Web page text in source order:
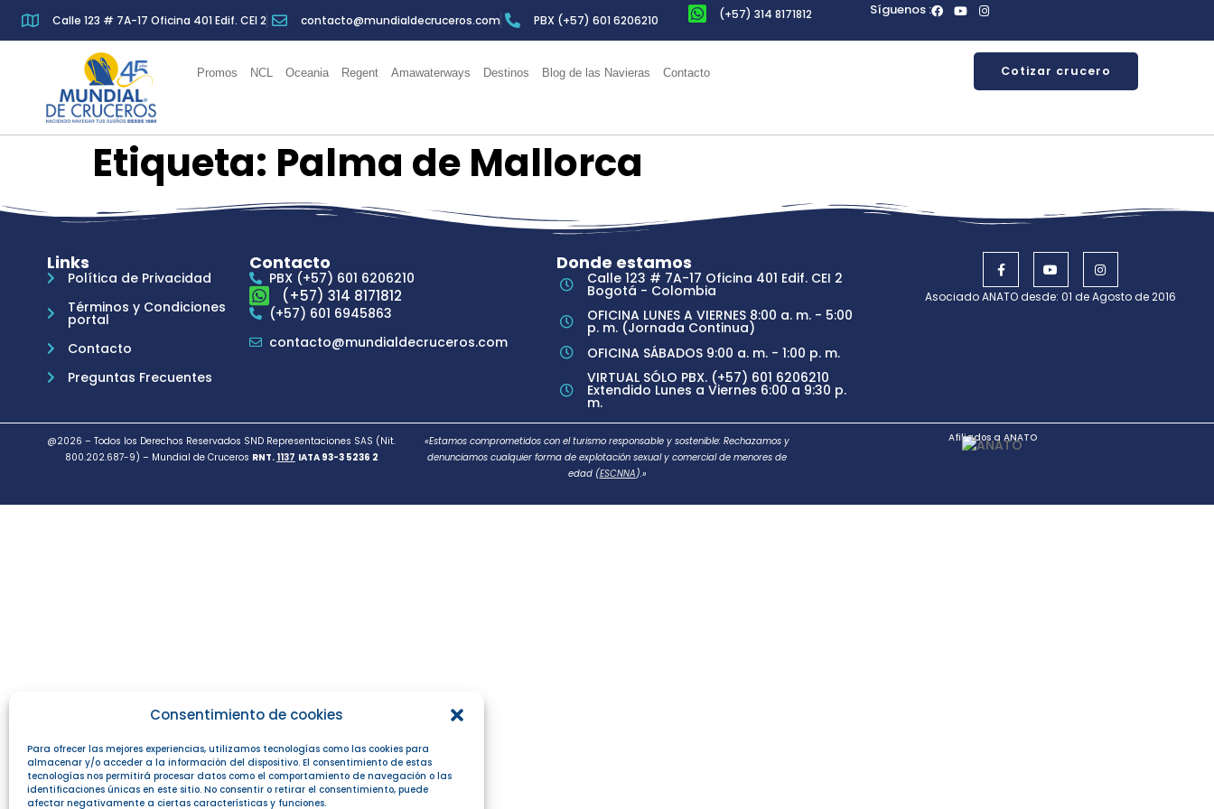
Consentimiento de cookies
Para ofrecer las mejores experiencias, utilizamos tecnologías como las cookies para
almacenar y/o acceder a la información del dispositivo. El consentimiento de estas
tecnologías nos permitirá procesar datos como el comportamiento de navegación o las
identificaciones únicas en este sitio. No consentir o retirar el consentimiento, puede
afectar negativamente a ciertas características y funciones.
Calle 123 # 7A-17 Oficina 401 Edif. CEI 2 contacto@mundialdecruceros.com PBX (+57) 601 6206210 (+57) 314 8171812 Síguenos :
Promos NCL Oceania Regent Amawaterways Destinos Blog de las Navieras Contacto Cotizar crucero
Etiqueta: Palma de Mallorca
Links
Política de Privacidad
Términos y Condiciones
portal
Contacto
Preguntas Frecuentes
Contacto
PBX (+57) 601 6206210
(+57) 314 8171812
(+57) 601 6945863
contacto@mundialdecruceros.com
Donde estamos
Calle 123 # 7A-17 Oficina 401 Edif. CEI 2
Bogotá - Colombia
OFICINA LUNES A VIERNES 8:00 a. m. - 5:00
p. m. (Jornada Continua)
OFICINA SÁBADOS 9:00 a. m. - 1:00 p. m.
VIRTUAL SÓLO PBX. (+57) 601 6206210
Extendido Lunes a Viernes 6:00 a 9:30 p.
m.
Asociado ANATO desde: 01 de Agosto de 2016
@2026 – Todos los Derechos Reservados SND Representaciones SAS (Nit.
800.202.687-9) – Mundial de Cruceros RNT. 1137 IATA 93-3 5236 2
«Estamos comprometidos con el turismo responsable y sostenible: Rechazamos y
denunciamos cualquier forma de explotación sexual y comercial de menores de
edad (ESCNNA).»
Afiliados a ANATO